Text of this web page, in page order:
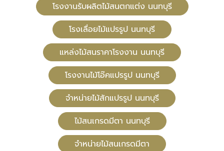
โรงงานรับผลิตไม้สนตกแต่ง นนทบุรี
โรงเลื่อยไม้แปรรูป นนทบุรี
แหล่งไม้สนราคาโรงงาน นนทบุรี
โรงงานไม้โอ๊คแปรรูป นนทบุรี
จำหน่ายไม้สักแปรรูป นนทบุรี
ไม้สนเกรดมีตา นนทบุรี
จำหน่ายไม้สนเกรดมีตา